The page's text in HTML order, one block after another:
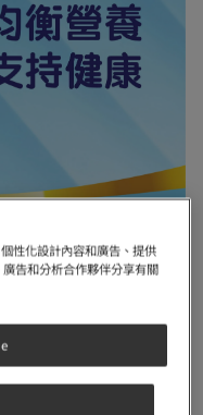
性化設計內容和廣告、提供
告和分析合作夥伴分享有關